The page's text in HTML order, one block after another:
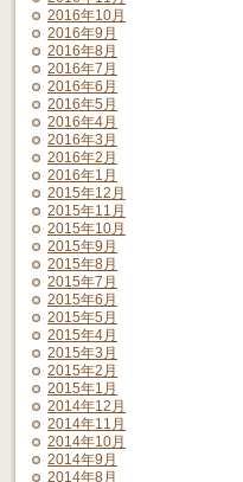
2016年10月
2016年9月
2016年8月
2016年7月
2016年6月
2016年5月
2016年4月
2016年3月
2016年2月
2016年1月
2015年12月
2015年11月
2015年10月
2015年9月
2015年8月
2015年7月
2015年6月
2015年5月
2015年4月
2015年3月
2015年2月
2015年1月
2014年12月
2014年11月
2014年10月
2014年9月
2014年8月